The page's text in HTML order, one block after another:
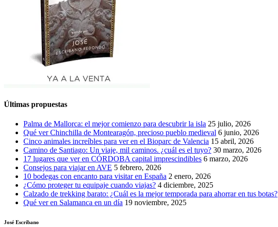
Últimas propuestas
Palma de Mallorca: el mejor comienzo para descubrir la isla 25 julio, 2026
Qué ver Chinchilla de Montearagón, precioso pueblo medieval 6 junio, 2026
Cinco animales increíbles para ver en el Bioparc de Valencia 15 abril, 2026
Camino de Santiago: Un viaje, mil caminos. ¿cuál es el tuyo? 30 marzo, 2026
17 lugares que ver en CÓRDOBA capital imprescindibles 6 marzo, 2026
Consejos para viajar en AVE 5 febrero, 2026
10 bodegas con encanto para visitar en España 2 enero, 2026
¿Cómo proteger tu equipaje cuando viajas? 4 diciembre, 2025
Calzado de trekking barato: ¿Cuál es la mejor temporada para ahorrar en tus botas?
Qué ver en Salamanca en un día 19 noviembre, 2025
José Escribano